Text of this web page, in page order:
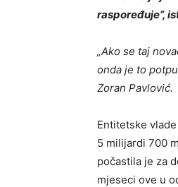
raspoređuje”,
„Ako se taj
onda je to
Zoran Pavlović.
Entitetske
5 milijardi 700
počastila je za
mjeseci ove u